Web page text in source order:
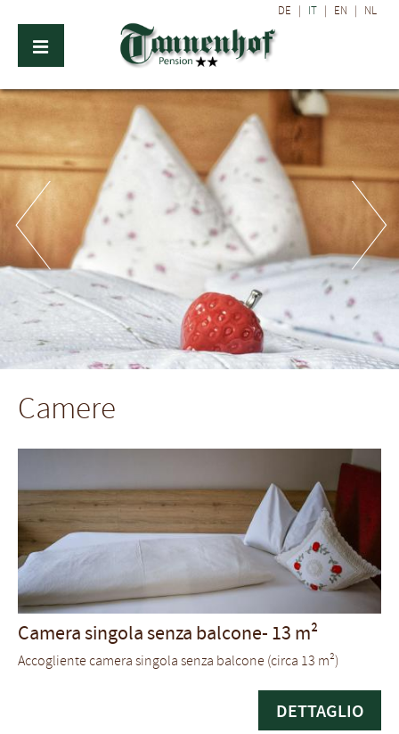
DE | IT | EN | NL
Camere
Camera singola senza balcone- 13 m²
Accogliente camera singola senza balcone (circa 13 m²)
DETTAGLIO